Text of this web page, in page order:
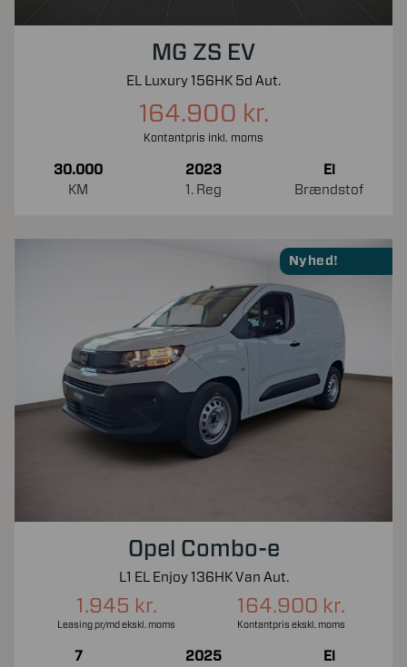
MG ZS EV
EL Luxury 156HK 5d Aut.
164.900 kr.
Kontantpris inkl. moms
30.000
KM
2023
1. Reg
El
Brændstof
Nyhed!
Opel Combo-e
L1 EL Enjoy 136HK Van Aut.
1.945 kr.
Leasing pr/md ekskl. moms
164.900 kr.
Kontantpris ekskl. moms
7
2025
El